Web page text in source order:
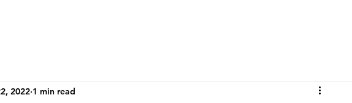
2022 1 min read